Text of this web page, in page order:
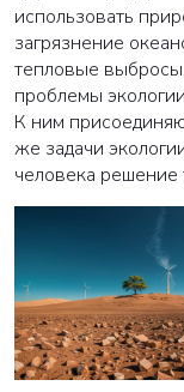
использовать
загрязнение
тепловые
проблемы
К ним
же задачи
человека решение